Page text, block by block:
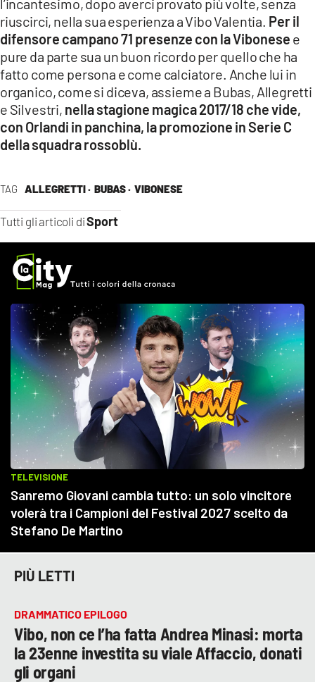
TAG ALLEGRETTI · BUBAS · VIBONESE
Tutti gli articoli diSport
riuscirci, nella sua esperienza a Vibo Valentia. Per il
difensore campano 71 presenze con la Vibonese e
pure da parte sua un buon ricordo per quello che ha
fatto come persona e come calciatore. Anche lui in
organico, come si diceva, assieme a Bubas, Allegretti
e Silvestri, nella stagione magica 2017/18 che vide,
con Orlandi in panchina, la promozione in Serie C
della squadra rossoblù.
PIÙ LETTI
DRAMMATICO EPILOGO
Vibo, non ce l’ha fatta Andrea Minasi: morta
la 23enne investita su viale Affaccio, donati
gli organi